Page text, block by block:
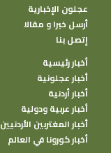
عجلون الإخبارية
أرسل خبرا و مقالا
إتصل بنا
أخبار رئيسية
أخبار عجلونية
أخبار أردنية
أخبار عربية ودولية
أخبار المغتربين الأردنيين
أخبار كورونا في العالم